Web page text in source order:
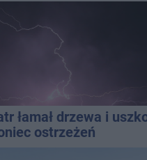
łamał drzewa i
ostrzeżeń